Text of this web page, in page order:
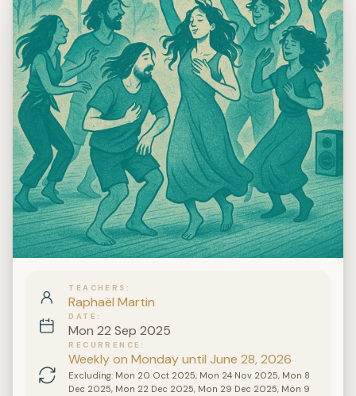
TEACHERS
Raphaël Martin
DATE
Mon 22 Sep 2025
RECURRENCE
Weekly on Monday until June 28, 2026
Excluding: Mon 20 Oct 2025, Mon 24 Nov 2025, Mon 8
Dec 2025, Mon 22 Dec 2025, Mon 29 Dec 2025, Mon 9